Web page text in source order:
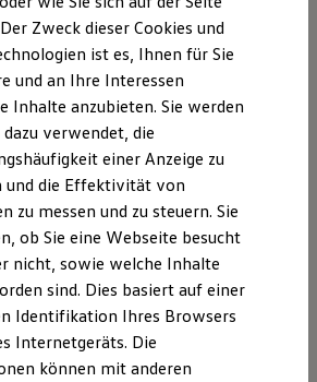
Förderung
Konnektivität
Software 6
Versionen und Updates
Extras
zu Ihrem ID.
R und R Experience
entdecken
Kollektion
Zweck dieser Cookies und
ist es, Ihnen für Sie
und an Ihre Interessen
Inhalte anzubieten. Sie werden
verwendet, die
einer Anzeige zu
und die Effektivität von
zu messen und zu steuern. Sie
ob Sie eine Webseite besucht
nicht, sowie welche Inhalte
sind. Dies basiert auf einer
Identifikation Ihres Browsers
Internetgeräts. Die
können mit anderen